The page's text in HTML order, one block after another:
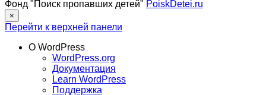
Фонд "Поиск пропавших детей" PoiskDetei.ru
×
Перейти к верхней панели
О WordPress
WordPress.org
Документация
Learn WordPress
Поддержка